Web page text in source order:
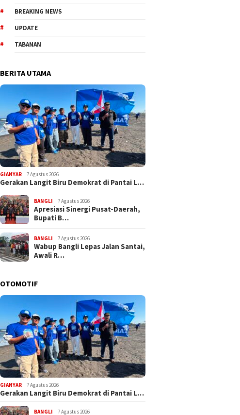
BREAKING NEWS
UPDATE
TABANAN
BERITA UTAMA
GIANYAR 7 Agustus 2026
Gerakan Langit Biru Demokrat di Pantai L…
BANGLI 7 Agustus 2026
Apresiasi Sinergi Pusat-Daerah,
Bupati B…
BANGLI 7 Agustus 2026
Wabup Bangli Lepas Jalan Santai,
Awali R…
OTOMOTIF
GIANYAR 7 Agustus 2026
Gerakan Langit Biru Demokrat di Pantai L…
BANGLI 7 Agustus 2026